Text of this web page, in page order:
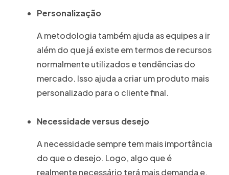
Personalização
A metodologia também ajuda as equipes a ir
além do que já existe em termos de recursos
normalmente utilizados e tendências do
mercado. Isso ajuda a criar um produto mais
personalizado para o cliente final.
Necessidade versus desejo
A necessidade sempre tem mais importância
do que o desejo. Logo, algo que é
realmente necessário terá mais demanda e,